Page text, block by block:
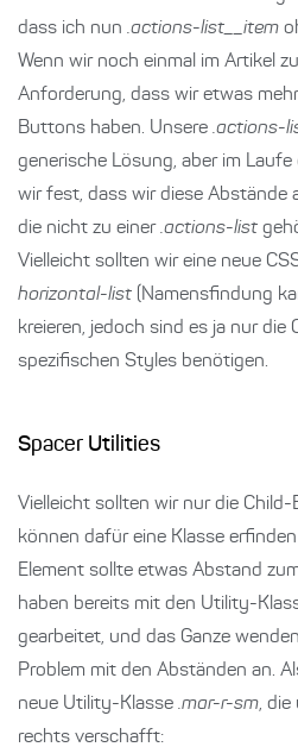
dass ich nun .actions-list__item
Wenn wir noch einmal im Artikel
Anforderung, dass wir etwas
Buttons haben. Unsere .actions-
generische Lösung, aber im
wir fest, dass wir diese Abstände
die nicht zu einer.actions-list
Vielleicht sollten wir eine neue
horizontal-list (Namensfindung
kreieren, jedoch sind es ja nur die
spezifischen Styles benötigen.
Spacer Utilities
Vielleicht sollten wir nur die
können dafür eine Klasse
Element sollte etwas Abstand
haben bereits mit den Utility-
gearbeitet, und das Ganze
Problem mit den Abständen an.
neue Utility-Klasse .mar-r-sm, die
rechts verschafft: